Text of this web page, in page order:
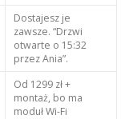
Dostajesz je
zawsze. “Drzwi
otwarte o 15:32
przez Ania”.
Od 1299 zł +
montaż, bo ma
moduł Wi-Fi